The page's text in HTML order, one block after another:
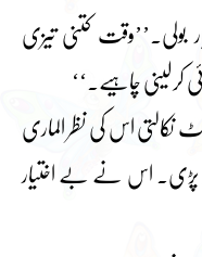
کتنی تیزی
کرلینی چاہیے۔‘‘
نکالتی اس کی نظر الماری
پڑی۔ اس نے بے اختیار